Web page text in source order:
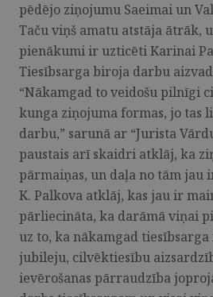
pēdējo ziņojumu Saeimai un
Taču viņš amatu atstāja ātrāk,
pienākumi ir uzticēti Karinai
Tiesībsarga biroja darbu
“Nākamgad to veidošu pilnīgi
kunga ziņojuma formas, jo tas
darbu,” sarunā ar “Jurista
paustais arī skaidri atklāj, ka
pārmaiņas, un daļa no tām jau
K. Palkova atklāj, kas jau ir
pārliecināta, ka darāmā viņai
uz to, ka nākamgad
jubileju, cilvēktiesību
ievērošanas pārraudzība